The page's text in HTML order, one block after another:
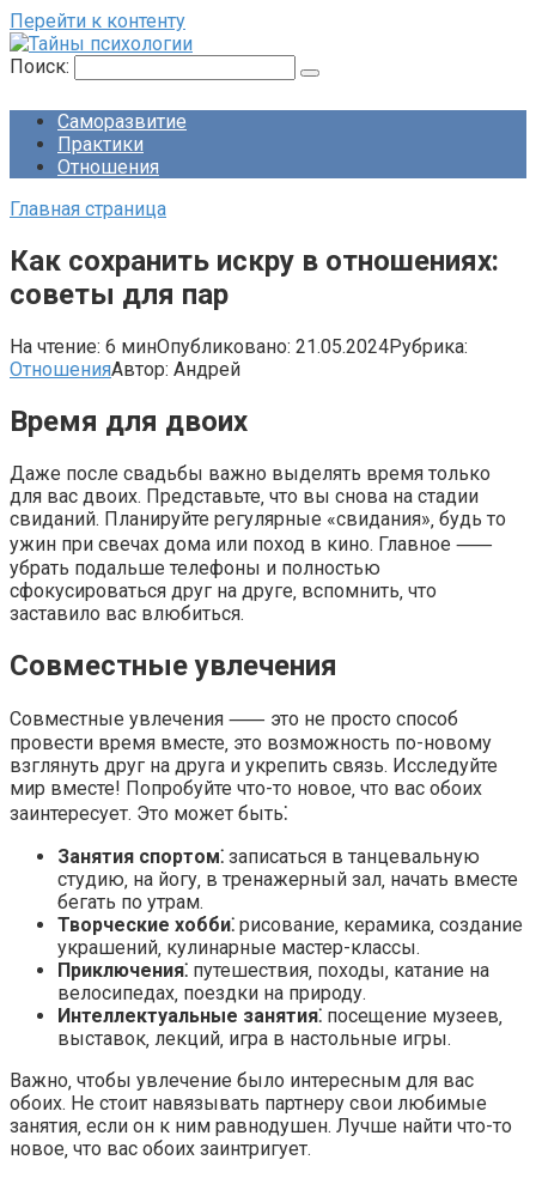
Перейти к контенту
Поиск:
Саморазвитие
Практики
Отношения
Главная страница
Как сохранить искру в отношениях:
советы для пар
На чтение: 6 минОпубликовано: 21.05.2024Рубрика:
ОтношенияАвтор: Андрей
Время для двоих
Даже после свадьбы важно выделять время только
для вас двоих. Представьте‚ что вы снова на стадии
свиданий. Планируйте регулярные «свидания»‚ будь то
ужин при свечах дома или поход в кино.​ Главное ⸺
убрать подальше телефоны и полностью
сфокусироваться друг на друге‚ вспомнить‚ что
заставило вас влюбиться.​
Совместные увлечения
Совместные увлечения ⸺ это не просто способ
провести время вместе‚ это возможность по-новому
взглянуть друг на друга и укрепить связь.​ Исследуйте
мир вместе! Попробуйте что-то новое‚ что вас обоих
заинтересует.​ Это может быть⁚
Занятия спортом⁚ записаться в танцевальную
студию‚ на йогу‚ в тренажерный зал‚ начать вместе
бегать по утрам.​
Творческие хобби⁚ рисование‚ керамика‚ создание
украшений‚ кулинарные мастер-классы.​
Приключения⁚ путешествия‚ походы‚ катание на
велосипедах‚ поездки на природу.​
Интеллектуальные занятия⁚ посещение музеев‚
выставок‚ лекций‚ игра в настольные игры.​
Важно‚ чтобы увлечение было интересным для вас
обоих. Не стоит навязывать партнеру свои любимые
занятия‚ если он к ним равнодушен.​ Лучше найти что-то
новое‚ что вас обоих заинтригует.​